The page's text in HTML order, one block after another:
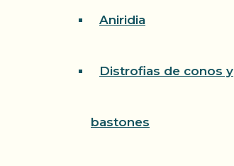
Aniridia
Distrofias de conos y
bastones